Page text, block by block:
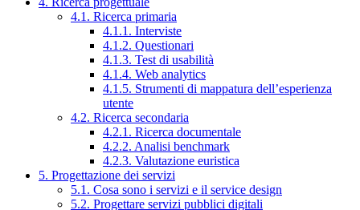
4.1. Ricerca primaria
4.1.1. Interviste
4.1.2. Questionari
4.1.3. Test di usabilità
4.1.4. Web analytics
4.1.5. Strumenti di mappatura dell’esperienza
utente
4.2. Ricerca secondaria
4.2.1. Ricerca documentale
4.2.2. Analisi benchmark
4.2.3. Valutazione euristica
5. Progettazione dei servizi
5.1. Cosa sono i servizi e il service design
5.2. Progettare servizi pubblici digitali